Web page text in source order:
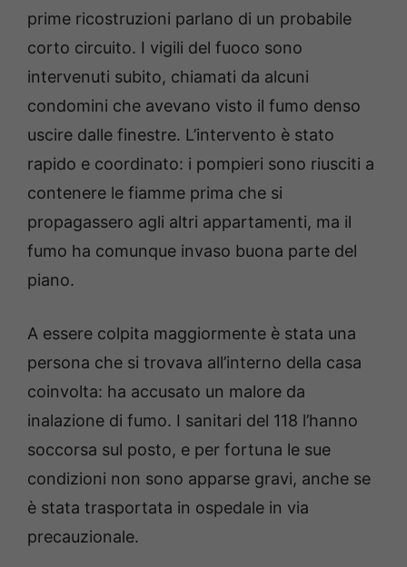
prime ricostruzioni parlano di un probabile
corto circuito. I vigili del fuoco sono
intervenuti subito, chiamati da alcuni
condomini che avevano visto il fumo denso
uscire dalle finestre. L’intervento è stato
rapido e coordinato: i pompieri sono riusciti a
contenere le fiamme prima che si
propagassero agli altri appartamenti, ma il
fumo ha comunque invaso buona parte del
piano.
A essere colpita maggiormente è stata una
persona che si trovava all’interno della casa
coinvolta: ha accusato un malore da
inalazione di fumo. I sanitari del 118 l’hanno
soccorsa sul posto, e per fortuna le sue
condizioni non sono apparse gravi, anche se
è stata trasportata in ospedale in via
precauzionale.